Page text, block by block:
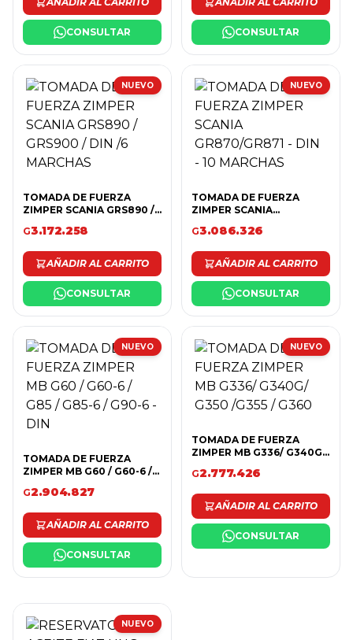
CONSULTAR CONSULTAR
NUEVO
TOMADA DE FUERZA
ZIMPER SCANIA GRS890 /
G3.172.258
AÑADIR AL CARRITO
CONSULTAR
NUEVO
TOMADA DE FUERZA
ZIMPER SCANIA
MARCHAS
G3.086.326
AÑADIR AL CARRITO
CONSULTAR
NUEVO
TOMADA DE FUERZA
ZIMPER MB G60 / G60-6 /
G2.904.827
AÑADIR AL CARRITO
CONSULTAR
NUEVO
TOMADA DE FUERZA
ZIMPER MB G336/ G340G/
G2.777.426
AÑADIR AL CARRITO
CONSULTAR
NUEVO